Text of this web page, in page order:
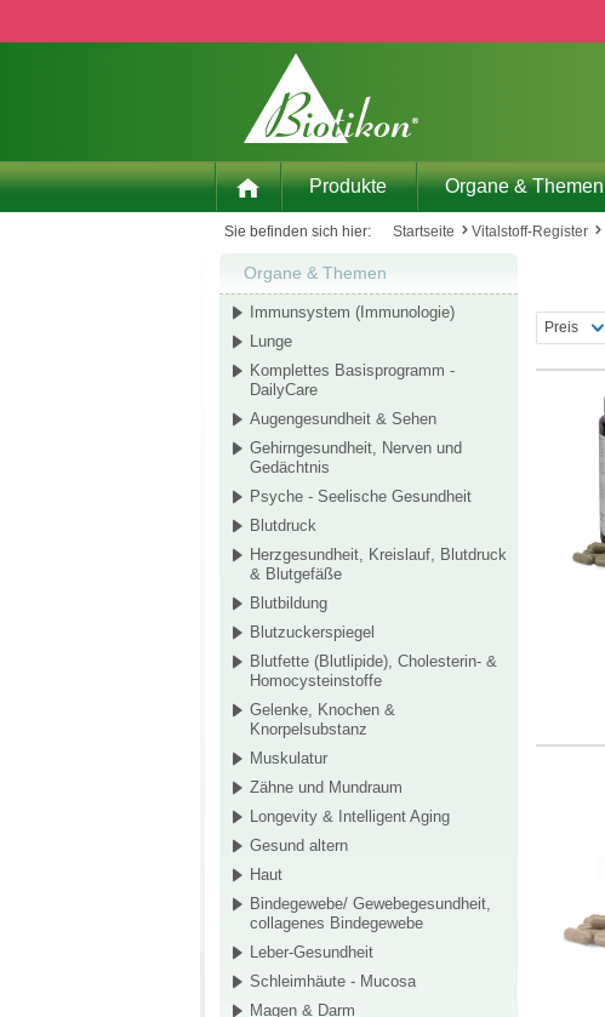
Produkte Organe & Themen
Sie befinden sich hier: Startseite Vitalstoff-Register
Organe & Themen
Immunsystem (Immunologie)
Lunge
Komplettes Basisprogramm -
DailyCare
Augengesundheit & Sehen
Gehirngesundheit, Nerven und
Gedächtnis
Psyche - Seelische Gesundheit
Blutdruck
Herzgesundheit, Kreislauf, Blutdruck
& Blutgefäße
Blutbildung
Blutzuckerspiegel
Blutfette (Blutlipide), Cholesterin- &
Homocysteinstoffe
Gelenke, Knochen &
Knorpelsubstanz
Muskulatur
Zähne und Mundraum
Longevity & Intelligent Aging
Gesund altern
Haut
Bindegewebe/ Gewebegesundheit,
collagenes Bindegewebe
Leber-Gesundheit
Schleimhäute - Mucosa
Magen & Darm
Preis